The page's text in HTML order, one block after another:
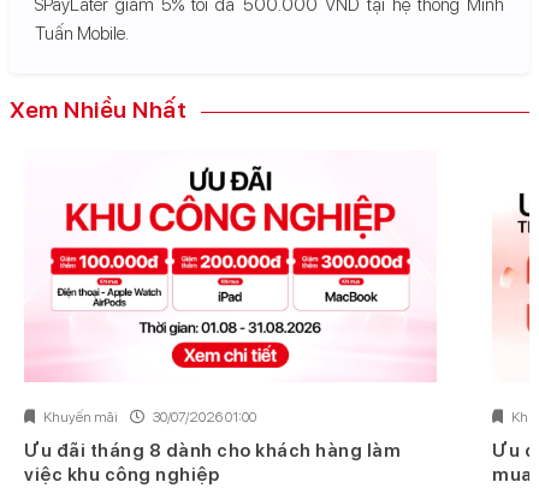
SPayLater giảm 5% tối đa 500.000 VND tại hệ thống Minh
Tuấn Mobile.
Xem Nhiều Nhất
Khuyến mãi 30/07/2026 01:00
Ưu đãi tháng 8 dành cho khách hàng làm
việc khu công nghiệp
Ưu
mua